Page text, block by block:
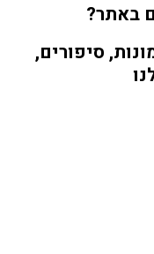
באתר?
סיפורים,